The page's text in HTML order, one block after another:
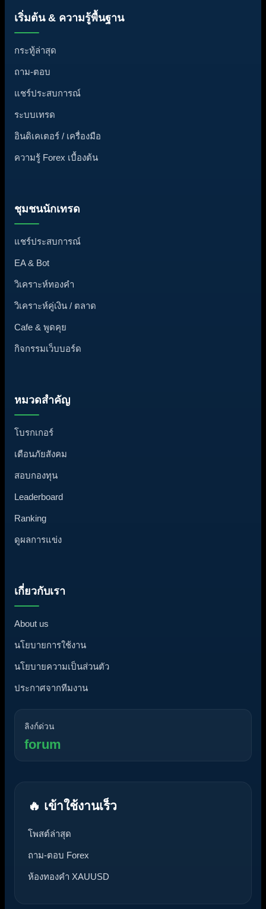
เริ่มต้น & ความรู้พื้นฐาน
กระทู้ล่าสุด
ถาม-ตอบ
แชร์ประสบการณ์
ระบบเทรด
อินดิเคเตอร์ / เครื่องมือ
ความรู้ Forex เบื้องต้น
ชุมชนนักเทรด
แชร์ประสบการณ์
EA & Bot
วิเคราะห์ทองคำ
วิเคราะห์คู่เงิน / ตลาด
Cafe & พูดคุย
กิจกรรมเว็บบอร์ด
หมวดสำคัญ
โบรกเกอร์
เตือนภัยสังคม
สอบกองทุน
Leaderboard
Ranking
ดูผลการแข่ง
เกี่ยวกับเรา
About us
นโยบายการใช้งาน
นโยบายความเป็นส่วนตัว
ประกาศจากทีมงาน
ลิงก์ด่วน
forum
🔥 เข้าใช้งานเร็ว
โพสต์ล่าสุด
ถาม-ตอบ Forex
ห้องทองคำ XAUUSD